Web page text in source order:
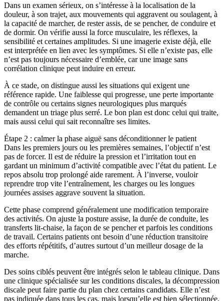
Dans un examen sérieux, on s’intéresse à la localisation de la
douleur, à son trajet, aux mouvements qui aggravent ou soulagent, à
la capacité de marcher, de rester assis, de se pencher, de conduire et
de dormir. On vérifie aussi la force musculaire, les réflexes, la
sensibilité et certaines amplitudes. Si une imagerie existe déjà, elle
est interprétée en lien avec les symptômes. Si elle n’existe pas, elle
n’est pas toujours nécessaire d’emblée, car une image sans
corrélation clinique peut induire en erreur.
À ce stade, on distingue aussi les situations qui exigent une
référence rapide. Une faiblesse qui progresse, une perte importante
de contrôle ou certains signes neurologiques plus marqués
demandent un triage plus serré. Le bon plan est donc celui qui traite,
mais aussi celui qui sait reconnaître ses limites.
Étape 2 : calmer la phase aiguë sans déconditionner le patient
Dans les premiers jours ou les premières semaines, l’objectif n’est
pas de forcer. Il est de réduire la pression et l’irritation tout en
gardant un minimum d’activité compatible avec l’état du patient. Le
repos absolu trop prolongé aide rarement. À l’inverse, vouloir
reprendre trop vite l’entraînement, les charges ou les longues
journées assises aggrave souvent la situation.
Cette phase comprend généralement une modification temporaire
des activités. On ajuste la posture assise, la durée de conduite, les
transferts lit-chaise, la façon de se pencher et parfois les conditions
de travail. Certains patients ont besoin d’une réduction transitoire
des efforts répétitifs, d’autres surtout d’un meilleur dosage de la
marche.
Des soins ciblés peuvent être intégrés selon le tableau clinique. Dans
une clinique spécialisée sur les conditions discales, la décompression
discale peut faire partie du plan chez certains candidats. Elle n’est
pas indiquée dans tous les cas, mais lorsqu’elle est bien sélectionnée,